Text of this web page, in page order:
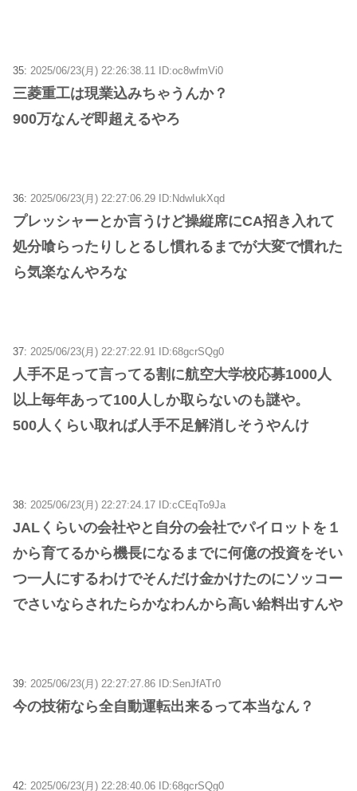
35: 2025/06/23(月) 22:26:38.11 ID:oc8wfmVi0
三菱重工は現業込みちゃうんか？
900万なんぞ即超えるやろ
36: 2025/06/23(月) 22:27:06.29 ID:NdwIukXqd
プレッシャーとか言うけど操縦席にCA招き入れて
処分喰らったりしとるし慣れるまでが大変で慣れた
ら気楽なんやろな
37: 2025/06/23(月) 22:27:22.91 ID:68gcrSQg0
人手不足って言ってる割に航空大学校応募1000人
以上毎年あって100人しか取らないのも謎や。
500人くらい取れば人手不足解消しそうやんけ
38: 2025/06/23(月) 22:27:24.17 ID:cCEqTo9Ja
JALくらいの会社やと自分の会社でパイロットを１
から育てるから機長になるまでに何億の投資をそい
つ一人にするわけでそんだけ金かけたのにソッコー
でさいならされたらかなわんから高い給料出すんや
39: 2025/06/23(月) 22:27:27.86 ID:SenJfATr0
今の技術なら全自動運転出来るって本当なん？
42: 2025/06/23(月) 22:28:40.06 ID:68gcrSQg0